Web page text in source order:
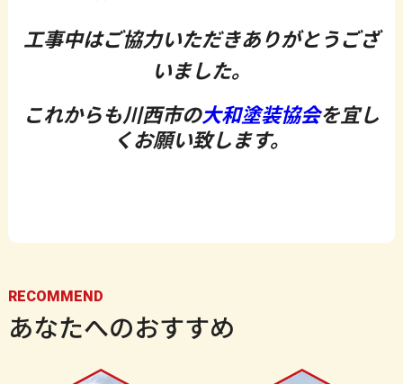
工事中はご協力いただきありがとうござ
いました。
これからも川西市の大和塗装協会を宜し
くお願い致します。
RECOMMEND
あなたへのおすすめ